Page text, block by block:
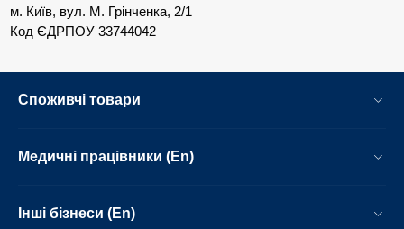
м. Київ, вул. М. Грінченка, 2/1
Код ЄДРПОУ 33744042
Споживчі товари
Медичні працівники (En)
Інші бізнеси (En)